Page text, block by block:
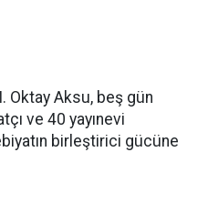
Oktay Aksu, beş gün
ve 40 yayınevi
birleştirici gücüne